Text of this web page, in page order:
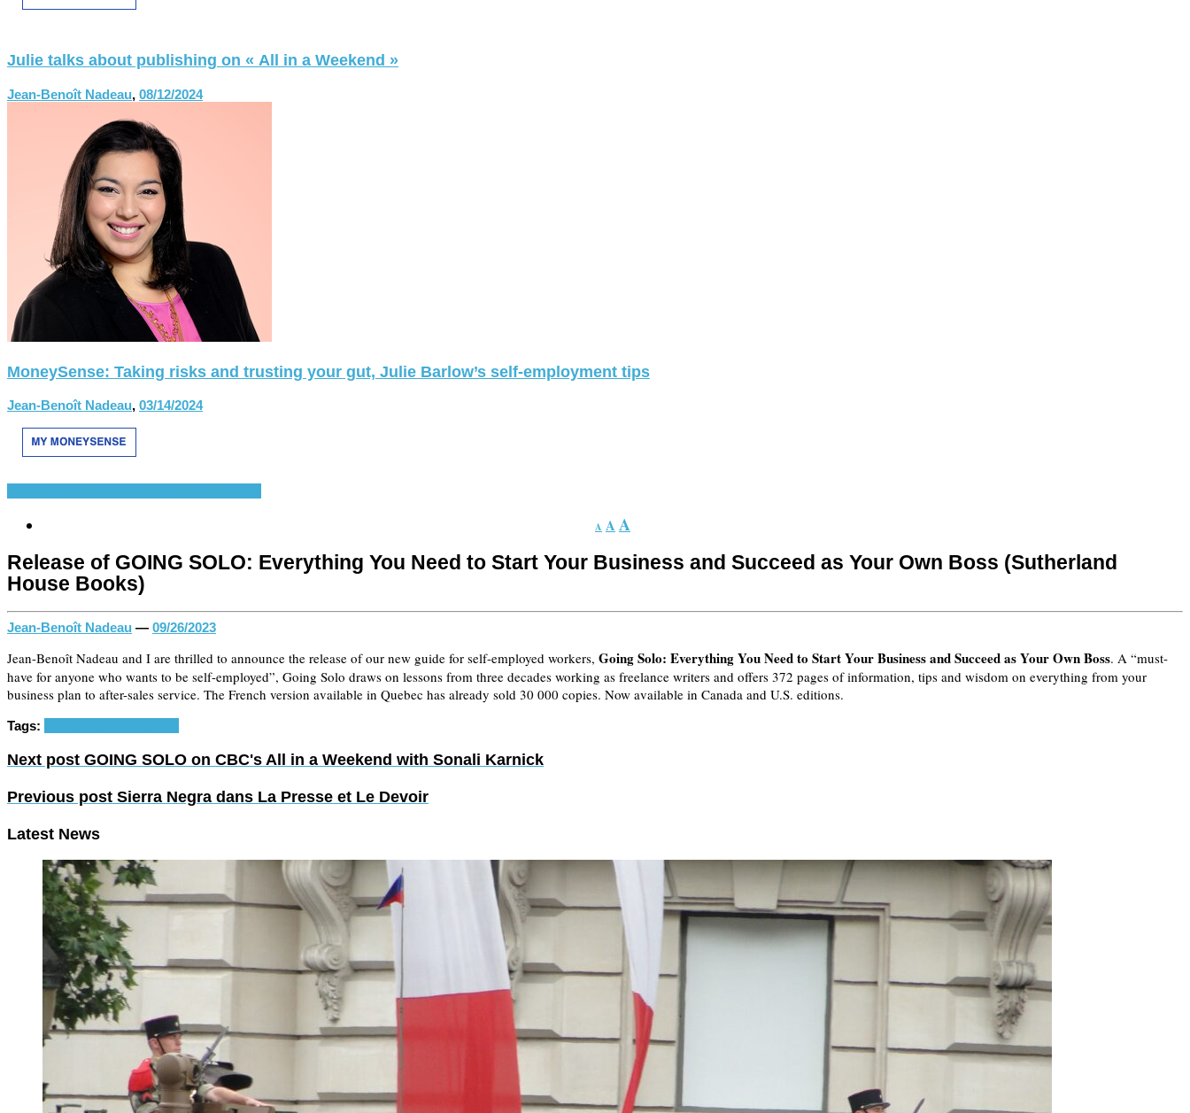
Julie talks about publishing on « All in a Weekend »
Jean-Benoît Nadeau, 08/12/2024
MoneySense: Taking risks and trusting your gut, Julie Barlow’s self-employment tips
Jean-Benoît Nadeau, 03/14/2024
A AA
Release of GOING SOLO: Everything You Need to Start Your Business and Succeed as Your Own Boss (Sutherland
House Books)
Jean-Benoît Nadeau — 09/26/2023
Jean-Benoît Nadeau and I are thrilled to announce the release of our new guide for self-employed workers, Going Solo: Everything You Need to Start Your Business and Succeed as Your Own Boss. A “must-
have for anyone who wants to be self-employed”, Going Solo draws on lessons from three decades working as freelance writers and offers 372 pages of information, tips and wisdom on everything from your
business plan to after-sales service. The French version available in Quebec has already sold 30 000 copies. Now available in Canada and U.S. editions.
Tags:
Next post GOING SOLO on CBC's All in a Weekend with Sonali Karnick
Previous post Sierra Negra dans La Presse et Le Devoir
Latest News